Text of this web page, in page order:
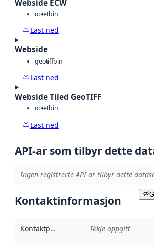
Webside ECW
octetbin
Last ned
Webside
geotiffbin
Last ned
Webside Tiled GeoTIFF
octetbin
Last ned
API-ar som tilbyr dette
Ingen registrerte API-ar tilbyr dette
Kontaktinformasjon
Kontaktpunkt Ikkje oppgitt